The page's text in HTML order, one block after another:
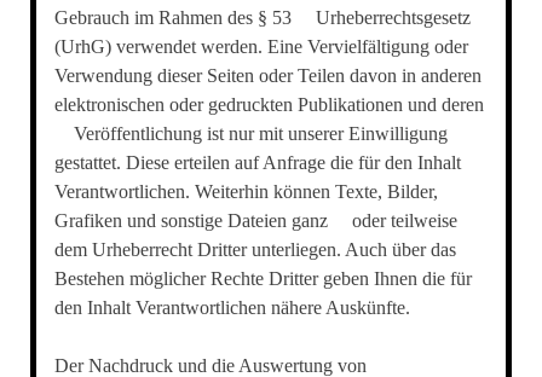
Gebrauch im Rahmen des § 53 Urheberrechtsgesetz
(UrhG) verwendet werden. Eine Vervielfältigung oder
Verwendung dieser Seiten oder Teilen davon in anderen
elektronischen oder gedruckten Publikationen und deren
Veröffentlichung ist nur mit unserer Einwilligung
gestattet. Diese erteilen auf Anfrage die für den Inhalt
Verantwortlichen. Weiterhin können Texte, Bilder,
Grafiken und sonstige Dateien ganz oder teilweise
dem Urheberrecht Dritter unterliegen. Auch über das
Bestehen möglicher Rechte Dritter geben Ihnen die für
den Inhalt Verantwortlichen nähere Auskünfte.
Der Nachdruck und die Auswertung von